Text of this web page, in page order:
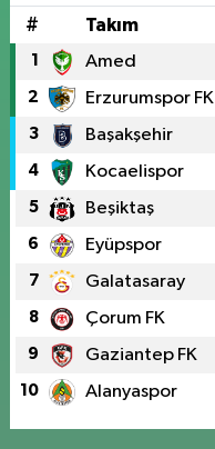
# Takım
1 Amed
2 Erzurumspor FK
3 Başakşehir
4 Kocaelispor
5 Beşiktaş
6 Eyüpspor
7 Galatasaray
8 Çorum FK
9 Gaziantep FK
10 Alanyaspor